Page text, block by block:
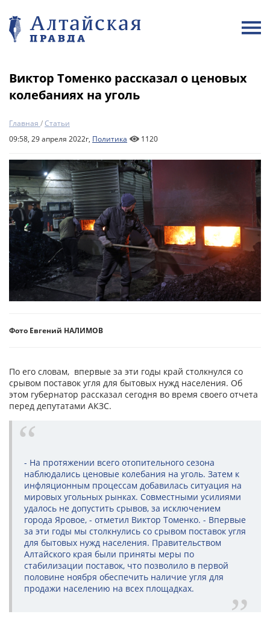
Виктор Томенко рассказал о ценовых
колебаниях на уголь
Главная /Статьи
09:58, 29 апреля 2022г, Политика 1120
Фото Евгений НАЛИМОВ
По его словам, впервые за эти годы край столкнулся со
срывом поставок угля для бытовых нужд населения. Об
этом губернатор рассказал сегодня во время своего отчета
перед депутатами АКЗС.
- На протяжении всего отопительного сезона
наблюдались ценовые колебания на уголь. Затем к
инфляционным процессам добавилась ситуация на
мировых угольных рынках. Совместными усилиями
удалось не допустить срывов, за исключением
города Яровое, - отметил Виктор Томенко. - Впервые
за эти годы мы столкнулись со срывом поставок угля
для бытовых нужд населения. Правительством
Алтайского края были приняты меры по
стабилизации поставок, что позволило в первой
половине ноября обеспечить наличие угля для
продажи населению на всех площадках.